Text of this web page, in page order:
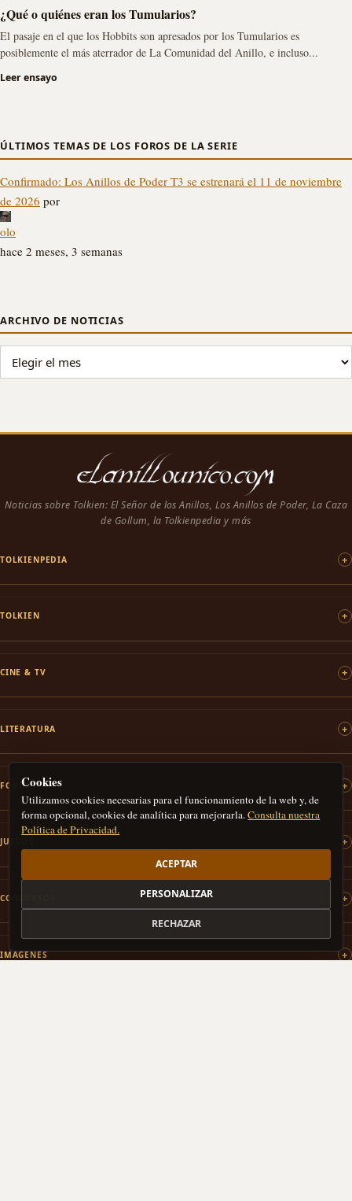
¿Qué o quiénes eran los Tumularios?
El pasaje en el que los Hobbits son apresados por los Tumularios es
posiblemente el más aterrador de La Comunidad del Anillo, e incluso...
Leer ensayo
ÚLTIMOS TEMAS DE LOS FOROS DE LA SERIE
Confirmado: Los Anillos de Poder T3 se estrenará el 11 de noviembre
de 2026 por
olo
hace 2 meses, 3 semanas
ARCHIVO DE NOTICIAS
ARCHIVO DE NOTICIAS
Noticias sobre Tolkien: El Señor de los Anillos, Los Anillos de Poder, La Caza
de Gollum, la Tolkienpedia y más
TOLKIENPEDIA
TOLKIEN
CINE & TV
LITERATURA
FOROS
JUEGOS
CONCURSOS
IMÁGENES
Cookies
Utilizamos cookies necesarias para el funcionamiento de la web y, de
forma opcional, cookies de analítica para mejorarla.Consulta nuestra
Política de Privacidad.
ACEPTAR
PERSONALIZAR
RECHAZAR